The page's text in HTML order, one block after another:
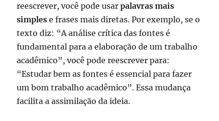
reescrever, você pode usarpalavras mais
simples e frases mais diretas. Por exemplo, se o
texto diz: “A análise crítica das fontes é
fundamental para a elaboração de um trabalho
acadêmico”, você pode reescrever para:
“Estudar bem as fontes é essencial para fazer
um bom trabalho acadêmico”. Essa mudança
facilita a assimilação da ideia.